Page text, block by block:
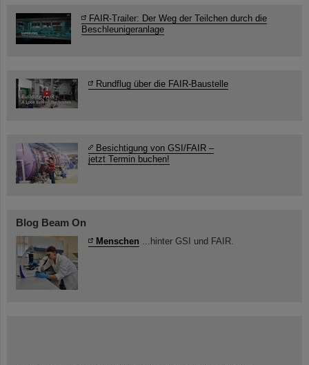
FAIR-Trailer: Der Weg der Teilchen durch die
Beschleunigeranlage
Rundflug über die FAIR-Baustelle
Besichtigung von GSI/FAIR –
jetzt Termin buchen!
Blog Beam On
Menschen ...hinter GSI und FAIR.